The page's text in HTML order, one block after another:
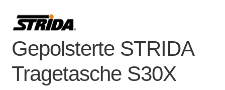
Gepolsterte STRIDA
Tragetasche S30X